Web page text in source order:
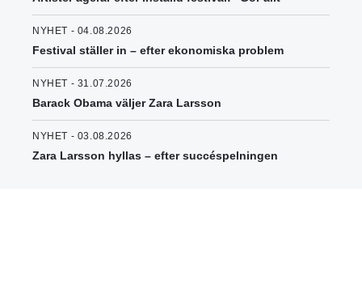
NYHET - 04.08.2026
Festival ställer in – efter ekonomiska problem
NYHET - 31.07.2026
Barack Obama väljer Zara Larsson
NYHET - 03.08.2026
Zara Larsson hyllas – efter succéspelningen